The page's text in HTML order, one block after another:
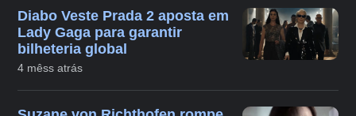
Diabo Veste Prada 2 aposta em
Lady Gaga para garantir
bilheteria global
4 mêss atrás